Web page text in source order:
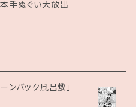
版）
手ぬぐい大放出
ンバック風呂敷」